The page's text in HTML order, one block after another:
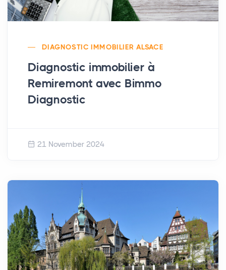
DIAGNOSTIC IMMOBILIER ALSACE
Diagnostic immobilier à
Remiremont avec Bimmo
Diagnostic
21 November 2024